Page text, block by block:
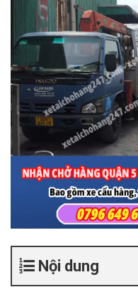
Nội dung